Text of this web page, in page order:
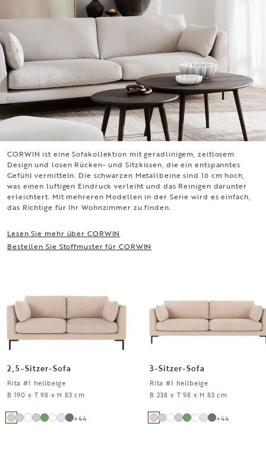
CORWIN
CORWIN ist eine Sofakollektion mit geradlinigem, zeitlosem
Design und losen Rücken- und Sitzkissen, die ein entspanntes
Gefühl vermitteln. Die schwarzen Metallbeine sind 16 cm hoch,
was einen luftigen Eindruck verleiht und das Reinigen darunter
erleichtert. Mit mehreren Modellen in der Serie wird es einfach,
das Richtige für Ihr Wohnzimmer zu finden.
Lesen Sie mehr über CORWIN
Bestellen Sie Stoffmuster für CORWIN
2,5-Sitzer-Sofa
Rita #1 hellbeige
B 190 x T 98 x H 83 cm
+44
3-Sitzer-Sofa
Rita #1 hellbeige
B 238 x T 98 x H 83 cm
+44